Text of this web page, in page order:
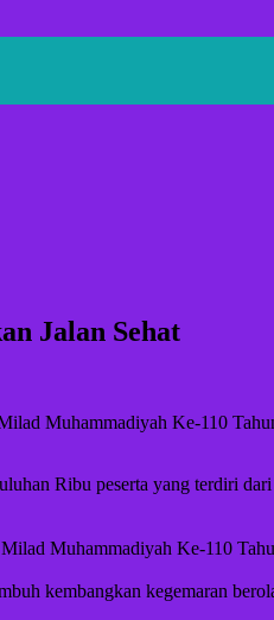
Jalan Sehat
Muhammadiyah Ke-110
Ribu peserta yang terdiri
Muhammadiyah Ke-110
kembangkan kegemaran